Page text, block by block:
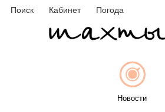
Поиск Кабинет Погода
Новости